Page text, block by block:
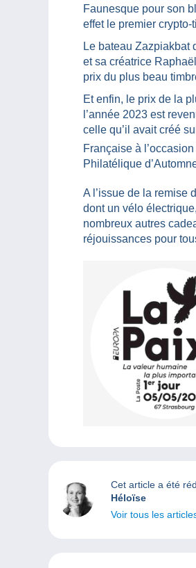
Faunesque pour son
effet le premier crypto-
Le bateau Zazpiakbat
et sa créatrice
prix du plus beau
Et enfin, le prix de la
l’année 2023 est
celle qu’il avait créé
Française à
Philatélique
A l’issue de la remise
dont un vélo
nombreux autres
réjouissances pour
Cet article a été
Héloïse
Voir tous les